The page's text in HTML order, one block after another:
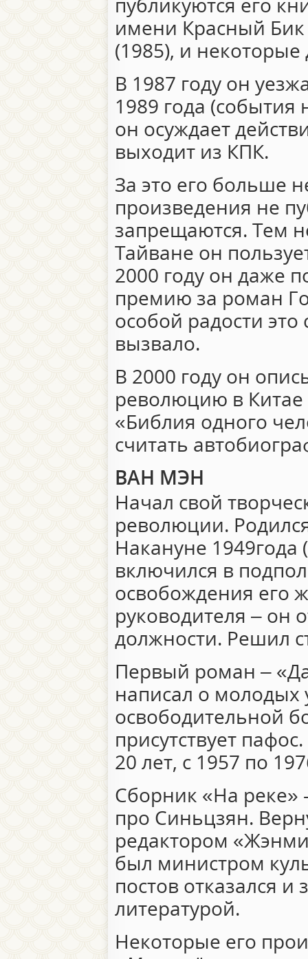
имени Красный Бик
(1985), и некоторые
В 1987 году он
1989 года
он осуждает
выходит из КПК.
За это его больше
произведения не
запрещаются. Тем
Тайване он
2000 году он даже
премию за роман
особой радости
вызвало.
В 2000 году он
революцию в
«Библия одного
считать
ВАН МЭН
Начал свой
революции.
Накануне 1949года
включился в
освобождения его
руководителя – он
должности. Решил
Первый роман –
написал о молодых
освободительной
присутствует
20 лет, с 1957 по
Сборник «На реке»
про Синьцзян.
редактором
был министром
постов отказался и
литературой.
Некоторые его